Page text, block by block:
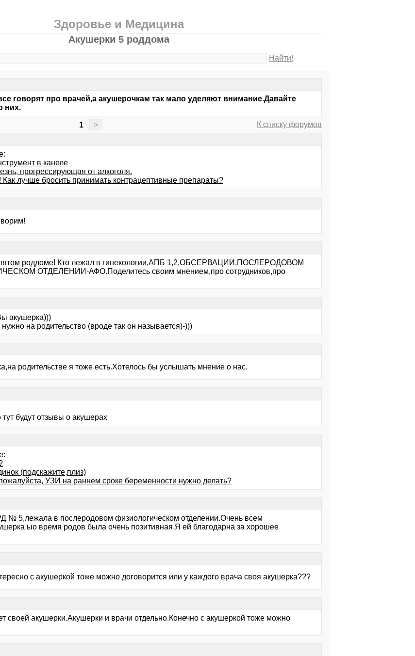
Здоровье и Медицина
Акушерки 5 роддома
Найти!
говорят про врачей,a акушерочкам так мало уделяют внимание.Давайте
них.
1 >
К списку форумов
в канеле
прогрессирующая от алкоголя.
Как лучше бросить принимать контрацептивные препараты?
пятом роддоме! Кто лежал в гинекологии,АПБ 1,2,ОБСЕРВАЦИИ,ПОСЛЕРОДОВОМ
ОТДЕЛЕНИИ-АФО.Поделитесь своим мнением,про сотрудников,про
акушерка)))
на родительство (вроде так он называется)-)))
родительстве я тоже есть.Хотелось бы услышать мнение о нас.
будут отзывы о акушерах
(подскажите,плиз)
УЗИ на раннем сроке беременности нужно делать?
№ 5,лежала в послеродовом физиологическом отделении.Очень всем
ыо время родов была очень позитивная.Я ей благодарна за хорошее
с акушеркой тоже можно договорится или у каждого врача своя акушерка???
своей акушерки.Акушерки и врачи отдельно.Конечно с акушеркой тоже можно